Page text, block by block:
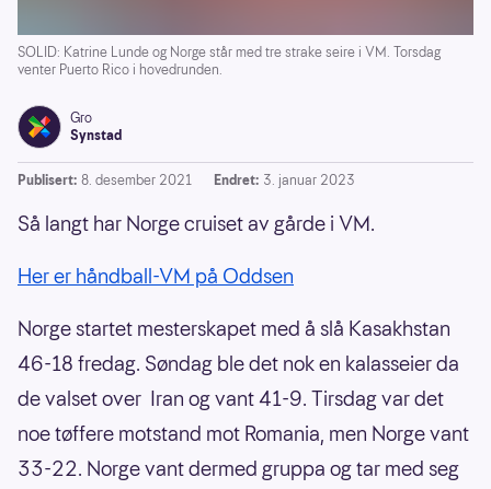
SOLID: Katrine Lunde og Norge står med tre strake seire i VM. Torsdag
venter Puerto Rico i hovedrunden.
Gro
Synstad
Publisert: 8. desember 2021 Endret: 3. januar 2023
Så langt har Norge cruiset av gårde i VM.
Her er håndball-VM på Oddsen
Norge startet mesterskapet med å slå Kasakhstan
46-18 fredag. Søndag ble det nok en kalasseier da
de valset over Iran og vant 41-9. Tirsdag var det
noe tøffere motstand mot Romania, men Norge vant
33-22. Norge vant dermed gruppa og tar med seg